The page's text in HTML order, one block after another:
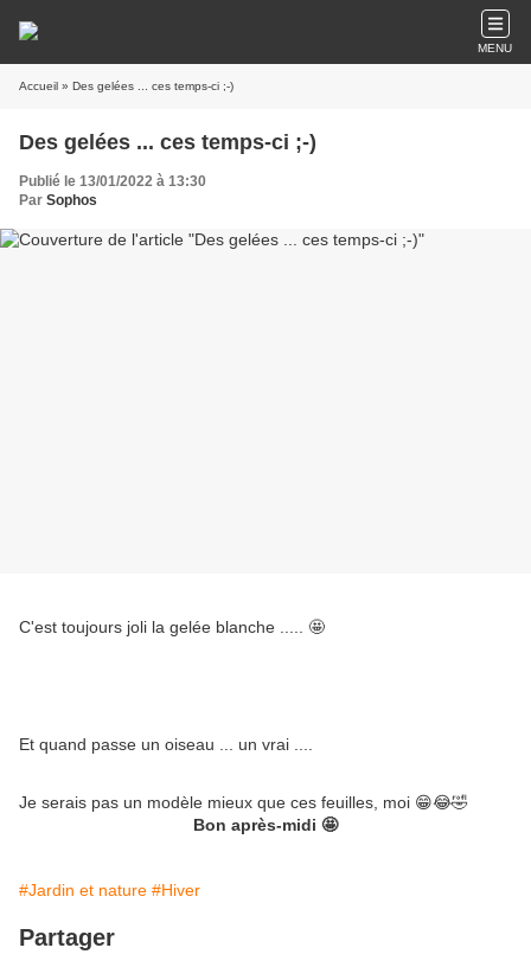
MENU
Accueil » Des gelées ... ces temps-ci ;-)
Des gelées ... ces temps-ci ;-)
Publié le 13/01/2022 à 13:30
Par Sophos
C'est toujours joli la gelée blanche ..... 🤩
Et quand passe un oiseau ... un vrai ....
Je serais pas un modèle mieux que ces feuilles, moi 😁😂🤣
Bon après-midi 🤩
#Jardin et nature #Hiver
Partager